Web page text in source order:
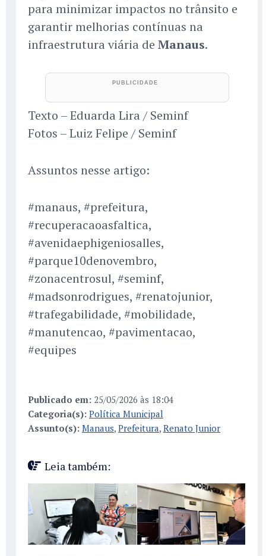
para minimizar impactos no trânsito e
garantir melhorias contínuas na
infraestrutura viária de Manaus.
Texto – Eduarda Lira / Seminf
Fotos – Luiz Felipe / Seminf
Assuntos nesse artigo:
#manaus, #prefeitura,
#recuperacaoasfaltica,
#avenidaephigeniosalles,
#parque10denovembro,
#zonacentrosul, #seminf,
#madsonrodrigues, #renatojunior,
#trafegabilidade, #mobilidade,
#manutencao, #pavimentacao,
#equipes
Publicado em: 25/05/2026 às 18:04
Categoria(s): Política Municipal
Assunto(s): Manaus, Prefeitura, Renato Junior
Leia também: